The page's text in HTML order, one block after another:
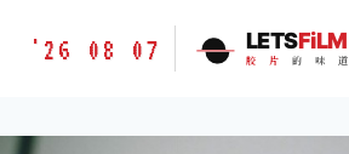
胶
味
'26 08 07 LETSFiLM
胶 片 的 味 道